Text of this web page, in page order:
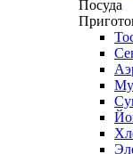
Посуда